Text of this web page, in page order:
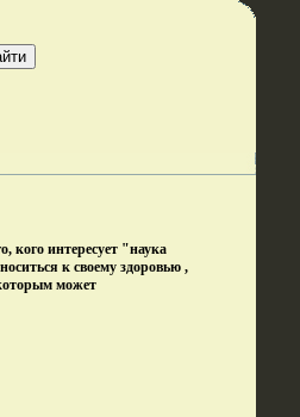
кого интересует "наука
к своему здоровью ,
может